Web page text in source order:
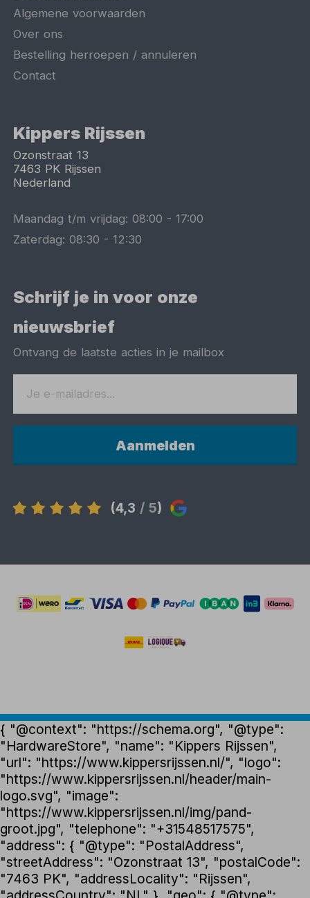
Algemene voorwaarden
Over ons
Bestelling herroepen / annuleren
Contact
Kippers Rijssen
Ozonstraat 13
7463 PK Rijssen
Nederland
Maandag t/m vrijdag:08:00 -17:00
Zaterdag:08:30 -12:30
Schrijf je in voor onze
nieuwsbrief
Ontvang de laatste acties in je mailbox
Aanmelden
(4,3 / 5)
{ "@context": "https://schema.org", "@type":
"HardwareStore", "name": "Kippers Rijssen",
"url": "https://www.kippersrijssen.nl/", "logo":
"https://www.kippersrijssen.nl/header/main-
logo.svg", "image":
"https://www.kippersrijssen.nl/img/pand-
groot.jpg", "telephone": "+31548517575",
"address": { "@type": "PostalAddress",
"streetAddress": "Ozonstraat 13", "postalCode":
"7463 PK", "addressLocality": "Rijssen",